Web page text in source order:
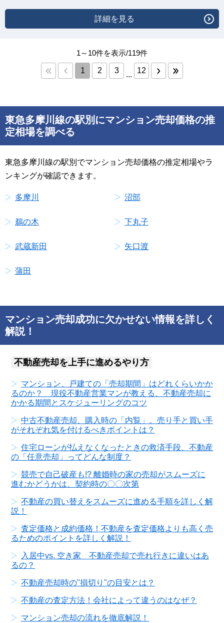
詳細を見る
1～10件を表示/119件
1 2 3 ... 12
東急多摩川線の駅別にマンション売却価格の推
定相場を調べる
東急多摩川線の駅別でマンション売却価格の推定相場やラ
ンキングが確認できます。
多摩川 沼部
鵜の木 下丸子
武蔵新田 矢口渡
蒲田
マンション売却成功に欠かせない情報を詳しく
解説！
不動産売却を上手に進めるやり方
マンション、戸建ての「売却期間」はどれくらいかか
るのか？ 現役不動産営業マンが教える、不動産売却に
かかる期間とスケジューリングのコツ
中古不動産売却、購入時の「内覧」。売り手と買い手
がそれぞれ気を付けるべきポイントは？
住宅ローンが払えなくなったときの救済手段、不動産
の「任意売却」ってどんな制度？
競売で自己破産も!? 離婚時の家の売却がスムーズに
進むかどうかは、契約時の〇〇次第
不動産の買い替えをスムーズに進める手順を詳しく解
説！
査定価格と成約価格！不動産を査定価格よりも高く売
るためのポイントを詳しく解説！
入居中vs. 空き家 不動産売却で売れ行きに違いはあ
るの？
不動産売却時の"損切り"の目安とは？
不動産の査定方法！会社によって違うのはなぜ？
マンション売却の流れを徹底解説！